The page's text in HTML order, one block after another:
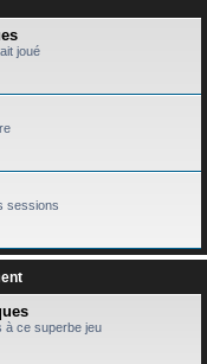
joué
sessions
à ce superbe jeu